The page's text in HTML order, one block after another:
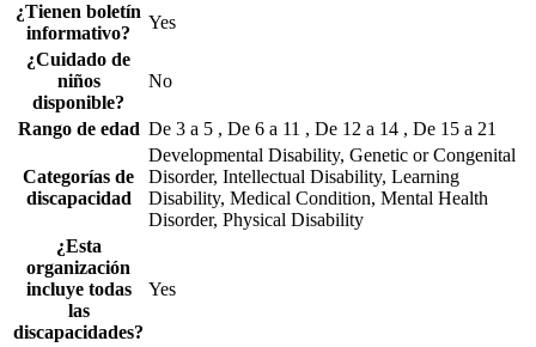
¿Tienen boletín
informativo?
Yes
¿Cuidado de
niños
disponible?
No
Rango de edad De 3 a 5 , De 6 a 11 , De 12 a 14 , De 15 a 21
Categorías de
discapacidad
Developmental Disability, Genetic or Congenital
Disorder, Intellectual Disability, Learning
Disability, Medical Condition, Mental Health
Disorder, Physical Disability
¿Esta
organización
incluye todas
las
discapacidades?
Yes